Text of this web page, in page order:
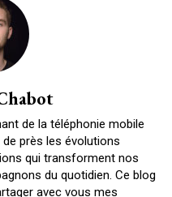
de la téléphonie mobile
près les évolutions
qui transforment nos
du quotidien. Ce blog
avec vous mes